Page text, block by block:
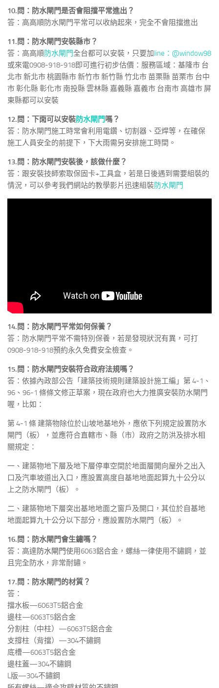
10.問：防水閘門是否會阻擋平常進出？
答：高高順防水閘門平常可以收納起來，完全不會阻擋進出
11.問：防水閘門安裝縣市？
答：高高順防水閘門全台都可以安裝，只要加line：@window98
或來電0908-918-918即可進行初步估價：服務區域：基隆市 台
北市 新北市 桃園縣市 新竹市 新竹縣 竹北市 苗栗縣 苗栗市 台中
市 彰化縣 彰化市 南投縣 雲林縣 嘉義縣 嘉義市 台南市 高雄市 屏
東縣都可以安裝
12.問：下雨可以安裝防水閘門嗎？
答：防水閘門施工時常會利用電鑽、切割器、亞焊等，在確保
施工人員安全的前提下，下大雨需另安排施工時間。
13.問：防水閘門安裝後，該做什麼？
答：跟安裝技師索取保固卡+工具盒，若是日後遇到需要組裝的
情況，可以參考我們網站的教學影片迅速組裝防水閘門
14.問：防水閘門平常如何保養？
答：防水閘門平常不需特別保養，若是發現狀況有異，可打
0908-918-918預約永久免費安全檢查。
15.問：防水閘門安裝符合政府法規嗎？
答：依據內政部公告「建築技術規則建築設計施工編」第 4-1、
96、96-1 條條文修正草案，現在政府也大力推廣安裝防水閘門
喔，比如：
第 4-1 條 建築物除位於山坡地基地外，應依下列規定設置防水
閘門（板），並應符合直轄市、縣（市）政府之防洪及排水相
關規定：
一、建築物地下層及地下層停車空間於地面層開向屋外之出入
口及汽車坡道出入口，應設置高度自基地地面起算九十公分以
上之防水閘門（板）。
二、建築物地下層突出基地地面之窗戶及開口，其位於自基地
地面起算九十公分以下部分，應設置防水閘門（板）。
16.問：防水閘門會生鏽嗎？
答：高達防水閘門使用6063鋁合金，螺絲一律使用不鏽鋼，並
且完全防水，非常耐鏽。
17.問：防水閘門的材質？
答：
擋水板—6063T5鋁合金
邊柱—6063T5鋁合金
分割柱（中柱）—6063T5鋁合金
支撐柱（背擋）—304不鏽鋼
底槽—6063T5鋁合金
邊柱蓋—304不鏽鋼
L版—304不鏽鋼